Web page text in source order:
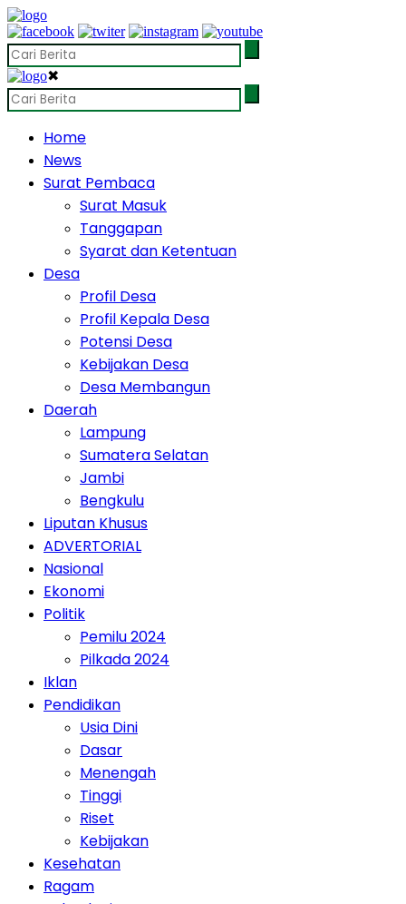
✖
Home
News
Surat Pembaca
Surat Masuk
Tanggapan
Syarat dan Ketentuan
Desa
Profil Desa
Profil Kepala Desa
Potensi Desa
Kebijakan Desa
Desa Membangun
Daerah
Lampung
Sumatera Selatan
Jambi
Bengkulu
Liputan Khusus
ADVERTORIAL
Nasional
Ekonomi
Politik
Pemilu 2024
Pilkada 2024
Iklan
Pendidikan
Usia Dini
Dasar
Menengah
Tinggi
Riset
Kebijakan
Kesehatan
Ragam